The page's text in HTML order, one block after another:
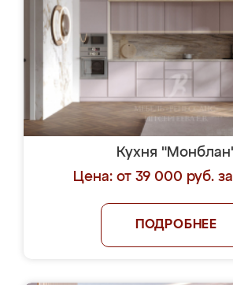
Кухня
Цена: от 39 000 руб.
ПОДРОБНЕЕ